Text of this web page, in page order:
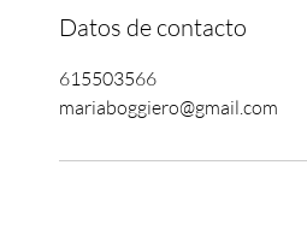
Datos de contacto
615503566
mariaboggiero@gmail.com